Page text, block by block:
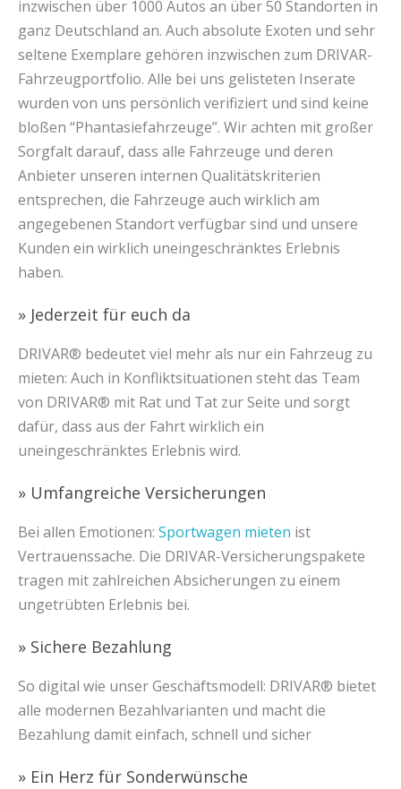
inzwischen über 1000 Autos an über 50 Standorten in
ganz Deutschland an. Auch absolute Exoten und sehr
seltene Exemplare gehören inzwischen zum DRIVAR-
Fahrzeugportfolio. Alle bei uns gelisteten Inserate
wurden von uns persönlich verifiziert und sind keine
bloßen “Phantasiefahrzeuge”. Wir achten mit großer
Sorgfalt darauf, dass alle Fahrzeuge und deren
Anbieter unseren internen Qualitätskriterien
entsprechen, die Fahrzeuge auch wirklich am
angegebenen Standort verfügbar sind und unsere
Kunden ein wirklich uneingeschränktes Erlebnis
haben.
» Jederzeit für euch da
DRIVAR® bedeutet viel mehr als nur ein Fahrzeug zu
mieten: Auch in Konfliktsituationen steht das Team
von DRIVAR® mit Rat und Tat zur Seite und sorgt
dafür, dass aus der Fahrt wirklich ein
uneingeschränktes Erlebnis wird.
» Umfangreiche Versicherungen
Bei allen Emotionen: Sportwagen mieten ist
Vertrauenssache. Die DRIVAR-Versicherungspakete
tragen mit zahlreichen Absicherungen zu einem
ungetrübten Erlebnis bei.
» Sichere Bezahlung
So digital wie unser Geschäftsmodell: DRIVAR® bietet
alle modernen Bezahlvarianten und macht die
Bezahlung damit einfach, schnell und sicher
» Ein Herz für Sonderwünsche